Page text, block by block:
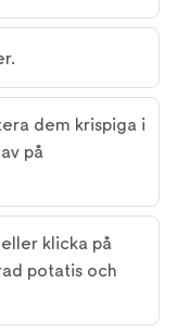
dem krispiga i
på
klicka på
potatis och